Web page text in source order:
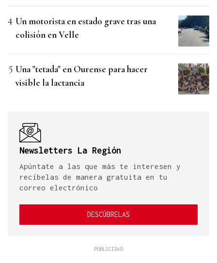
Un motorista en estado grave tras una
colisión en Velle
Una "tetada" en Ourense para hacer
visible la lactancia
Newsletters La Región
Apúntate a las que más te interesen y
recíbelas de manera gratuita en tu
correo electrónico
DESCÚBRELAS